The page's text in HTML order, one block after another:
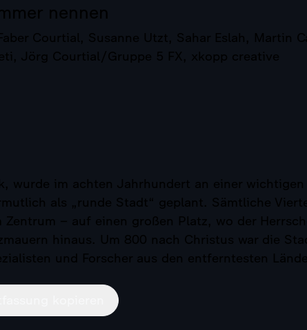
nennen
Courtial, Susanne Utzt, Sahar Eslah, Martin
Jörg Courtial/Gruppe 5 FX, xkopp creative
wurde im achten Jahrhundert an einer
als „runde Stadt“ geplant. Sämtliche
– auf einen großen Platz, wo der
hinaus. Um 800 nach Christus war die
und Forscher aus den entferntesten